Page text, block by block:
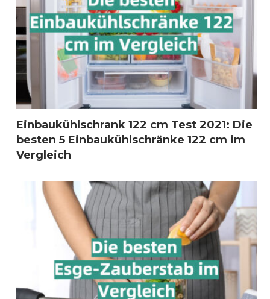
Einbaukühlschrank 122 cm Test 2021: Die
besten 5 Einbaukühlschränke 122 cm im
Vergleich